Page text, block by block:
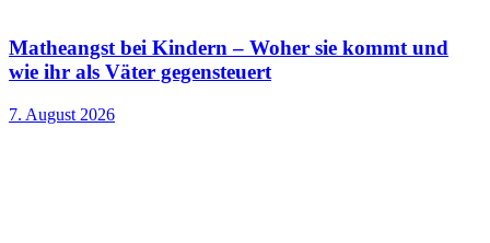
Matheangst bei Kindern – Woher sie kommt und
wie ihr als Väter gegensteuert
7. August 2026